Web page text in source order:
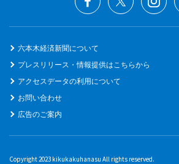
六本木経済新聞について
プレスリリース・情報提供はこちらから
アクセスデータの利用について
お問い合わせ
広告のご案内
Copyright 2023 kikukakuhanasu All rights reserved.